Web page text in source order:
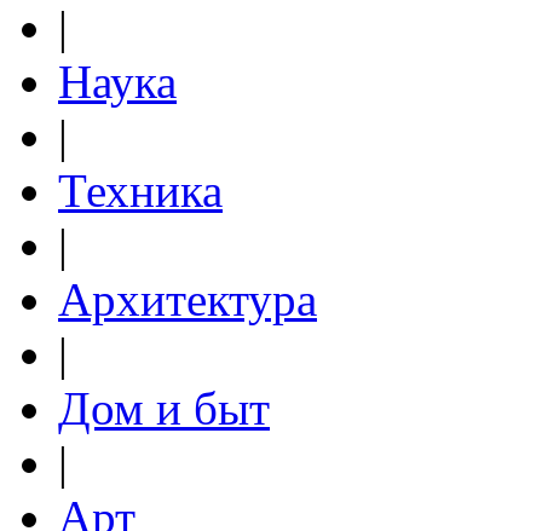
|
Наука
|
Техника
|
Архитектура
|
Дом и быт
|
Арт